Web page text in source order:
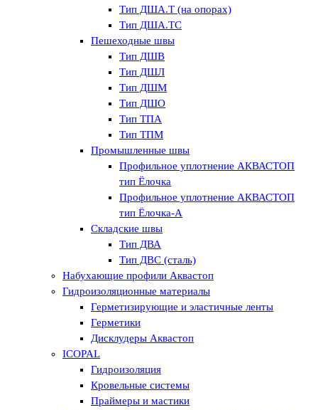
Тип ДША.Т (на опорах)
Тип ДША.ТС
Пешеходные швы
Тип ДШВ
Тип ДШЛ
Тип ДШМ
Тип ДШО
Тип ТПА
Тип ТПМ
Промышленные швы
Профильное уплотнение АКВАСТОП
тип Ёлочка
Профильное уплотнение АКВАСТОП
тип Ёлочка-А
Складские швы
Тип ДВА
Тип ДВС (сталь)
Набухающие профили Аквастоп
Гидроизоляционные материалы
Герметизирующие и эластичные ленты
Герметики
Дисклудеры Аквастоп
ICOPAL
Гидроизоляция
Кровельные системы
Праймеры и мастики